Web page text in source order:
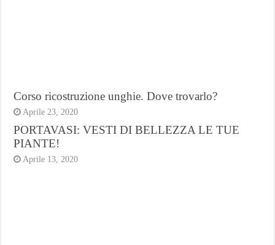
Corso ricostruzione unghie. Dove trovarlo?
Aprile 23, 2020
PORTAVASI: VESTI DI BELLEZZA LE TUE
PIANTE!
Aprile 13, 2020